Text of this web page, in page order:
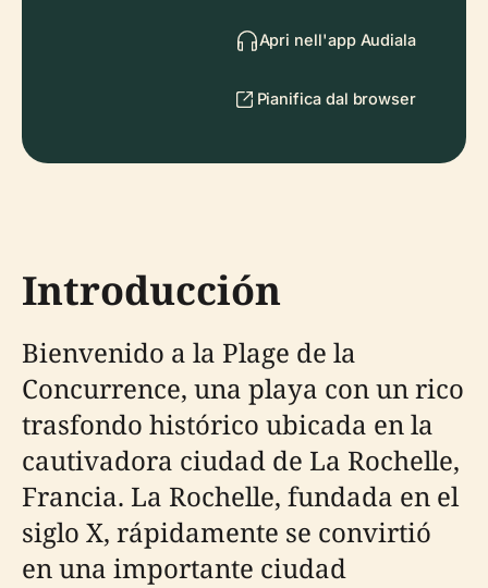
Apri nell'app Audiala
Pianifica dal browser
Introducción
Bienvenido a la Plage de la
Concurrence, una playa con un rico
trasfondo histórico ubicada en la
cautivadora ciudad de La Rochelle,
Francia. La Rochelle, fundada en el
siglo X, rápidamente se convirtió
en una importante ciudad